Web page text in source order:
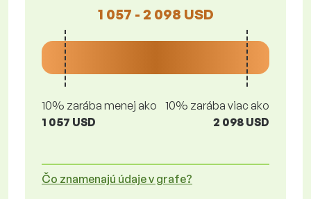
1 057 - 2 098 USD
10% zarába menej ako
1 057 USD
10% zarába viac ako
2 098 USD
Čo znamenajú údaje v grafe?